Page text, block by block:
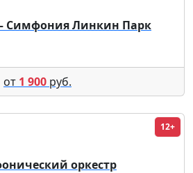
– Симфония Линкин Парк
от 1 900 руб.
12+
оркестр